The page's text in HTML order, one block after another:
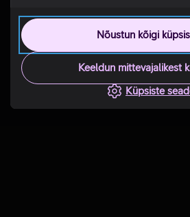
Nõustun kõigi
Keeldun mittevajalikest
Küpsiste